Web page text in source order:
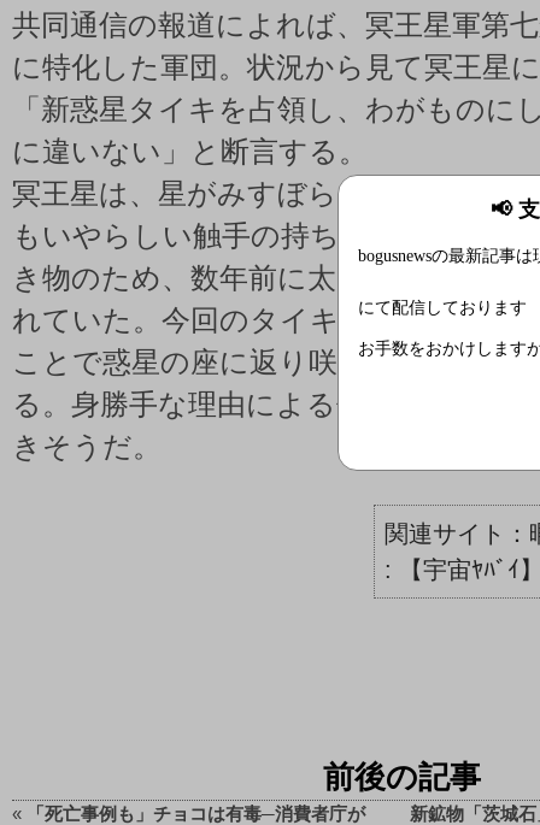
📢
bogusnewsの最新記事は
にて配信しております
お手数をおかけします
共同通信の報道によれば、冥王星軍第
に特化した軍団。状況から見て冥王星
「新惑星タイキを占領し、わがものに
に違いない」と断言する。
冥王星は、星がみすぼらしい大きさし
もいやらしい触手の持ち主でくさい粘
き物のため、数年前に太陽系の「惑星
れていた。今回のタイキ占領は「巨大
ことで惑星の座に返り咲く」ことを狙
る。身勝手な理由による侵略政策は星
きそうだ。
: 【宇宙ﾔﾊﾞｲ
前後の記事
«
「死亡事例も」チョコは有毒─消費者庁が
新鉱物「茨城